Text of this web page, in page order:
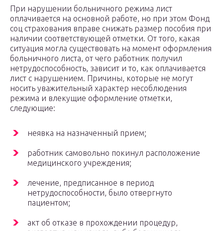
При нарушении больничного режима лист
оплачивается на основной работе, но при этом Фонд
соц страхования вправе снижать размер пособия при
наличии соответствующей отметки. От того, какая
ситуация могла существовать на момент оформления
больничного листа, от чего работник получил
нетрудоспособность, зависит и то, как оплачивается
лист с нарушением. Причины, которые не могут
носить уважительный характер несоблюдения
режима и влекущие оформление отметки,
следующие:
неявка на назначенный прием;
работник самовольно покинул расположение
медицинского учреждения;
лечение, предписанное в период
нетрудоспособности, было отвергнуто
пациентом;
акт об отказе в прохождении процедур,